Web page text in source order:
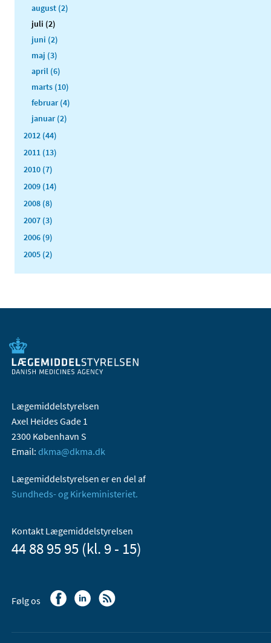
august (2)
juli (2)
juni (2)
maj (3)
april (6)
marts (10)
februar (4)
januar (2)
2012 (44)
2011 (13)
2010 (7)
2009 (14)
2008 (8)
2007 (3)
2006 (9)
2005 (2)
Lægemiddelstyrelsen
Axel Heides Gade 1
2300 København S
Email: dkma@dkma.dk
Lægemiddelstyrelsen er en del af
Sundheds- og Kirkeministeriet.
Kontakt Lægemiddelstyrelsen
44 88 95 95 (kl. 9 - 15)
Følg os